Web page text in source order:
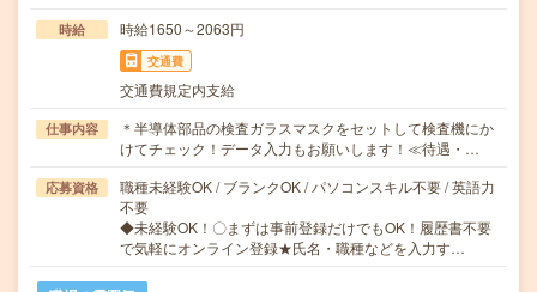
時給 時給1650～2063円
交通費
交通費規定内支給
仕事内容
＊半導体部品の検査ガラスマスクをセットして検査機にか
けてチェック！データ入力もお願いします！≪待遇・…
応募資格
職種未経験OK / ブランクOK / パソコンスキル不要 / 英語力
不要
◆未経験OK！〇まずは事前登録だけでもOK！履歴書不要
で気軽にオンライン登録★氏名・職種などを入力す…